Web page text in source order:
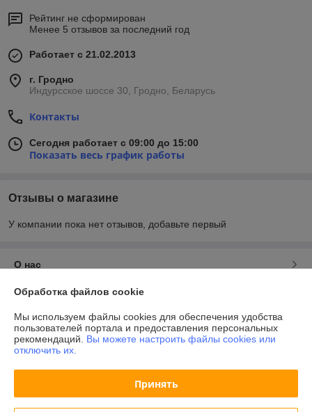
Рейтинг не сформирован
Менее 5 отзывов за последний год
Работает с 21.02.2013
г. Гродно
Индурсское шоссе 30, Гродно, Беларусь
Контакты
Сегодня работает с 09:00 до 15:00
Показать весь график работы
Отзывы о магазине
У компании пока нет отзывов, добавьте первый
О нас
Контакты
Доставка и оплата
Полная версия сайта
Обработка файлов cookie
Мы используем файлы cookies для обеспечения удобства
пользователей портала и предоставления персональных
рекомендаций. Вы можете настроить файлы cookies или
отключить их.
Принять